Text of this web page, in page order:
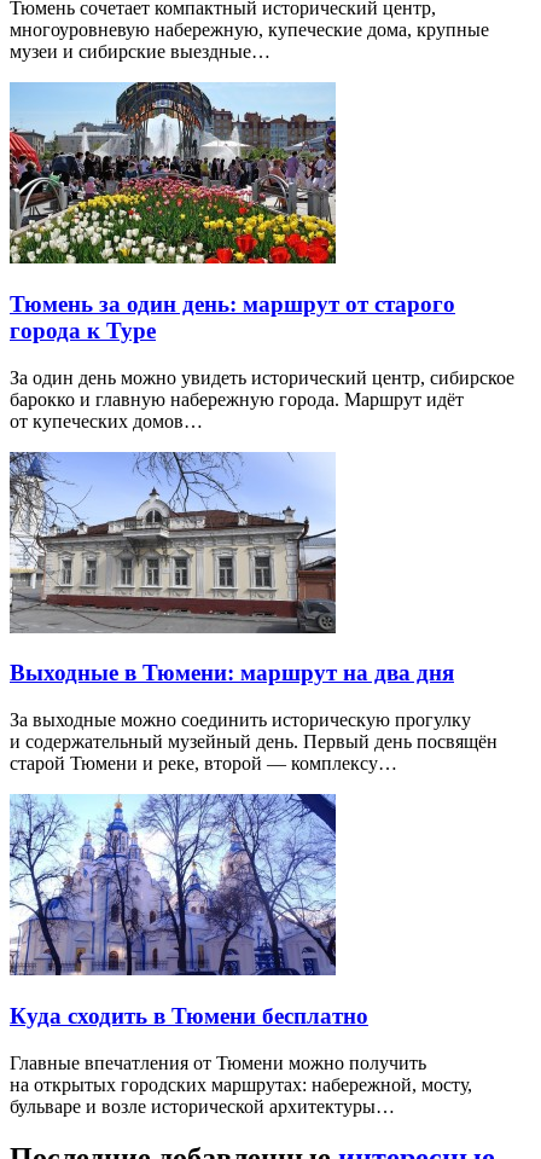
Тюмень сочетает компактный исторический центр,
многоуровневую набережную, купеческие дома, крупные
музеи и сибирские выездные…
Тюмень за один день: маршрут от старого
города к Туре
За один день можно увидеть исторический центр, сибирское
барокко и главную набережную города. Маршрут идёт
от купеческих домов…
Выходные в Тюмени: маршрут на два дня
За выходные можно соединить историческую прогулку
и содержательный музейный день. Первый день посвящён
старой Тюмени и реке, второй — комплексу…
Куда сходить в Тюмени бесплатно
Главные впечатления от Тюмени можно получить
на открытых городских маршрутах: набережной, мосту,
бульваре и возле исторической архитектуры…